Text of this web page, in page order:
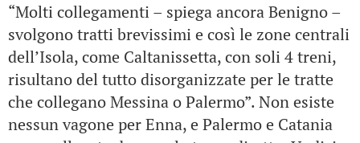
“Molti collegamenti – spiega ancora Benigno –
svolgono tratti brevissimi e così le zone centrali
dell’Isola, come Caltanissetta, con soli 4 treni,
risultano del tutto disorganizzate per le tratte
che collegano Messina o Palermo”. Non esiste
nessun vagone per Enna, e Palermo e Catania